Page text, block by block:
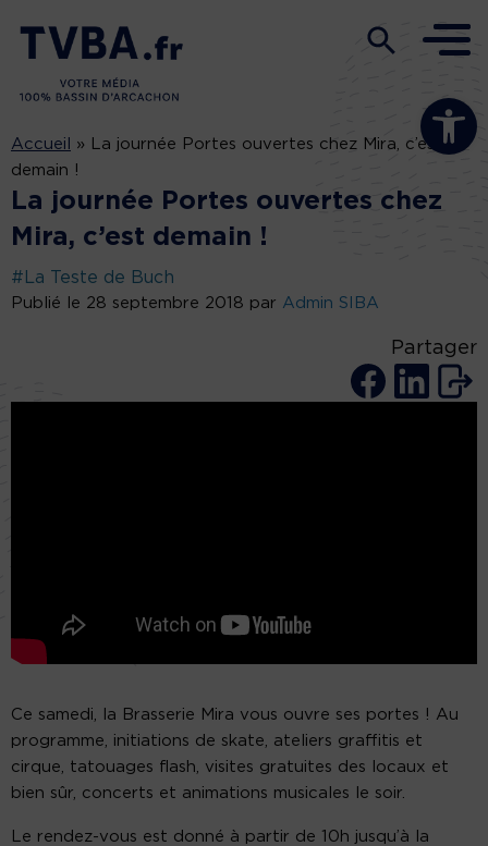
Ouvrir la
Accueil »
La journée Portes ouvertes chez Mira, c’est
demain !
La journée Portes ouvertes chez
Mira, c’est demain !
#La Teste de Buch
Publié le 28 septembre 2018 par Admin SIBA
Partager
Ce samedi, la Brasserie Mira vous ouvre ses portes ! Au
programme, initiations de skate, ateliers graffitis et
cirque, tatouages flash, visites gratuites des locaux et
bien sûr, concerts et animations musicales le soir.
Le rendez-vous est donné à partir de 10h jusqu’à la